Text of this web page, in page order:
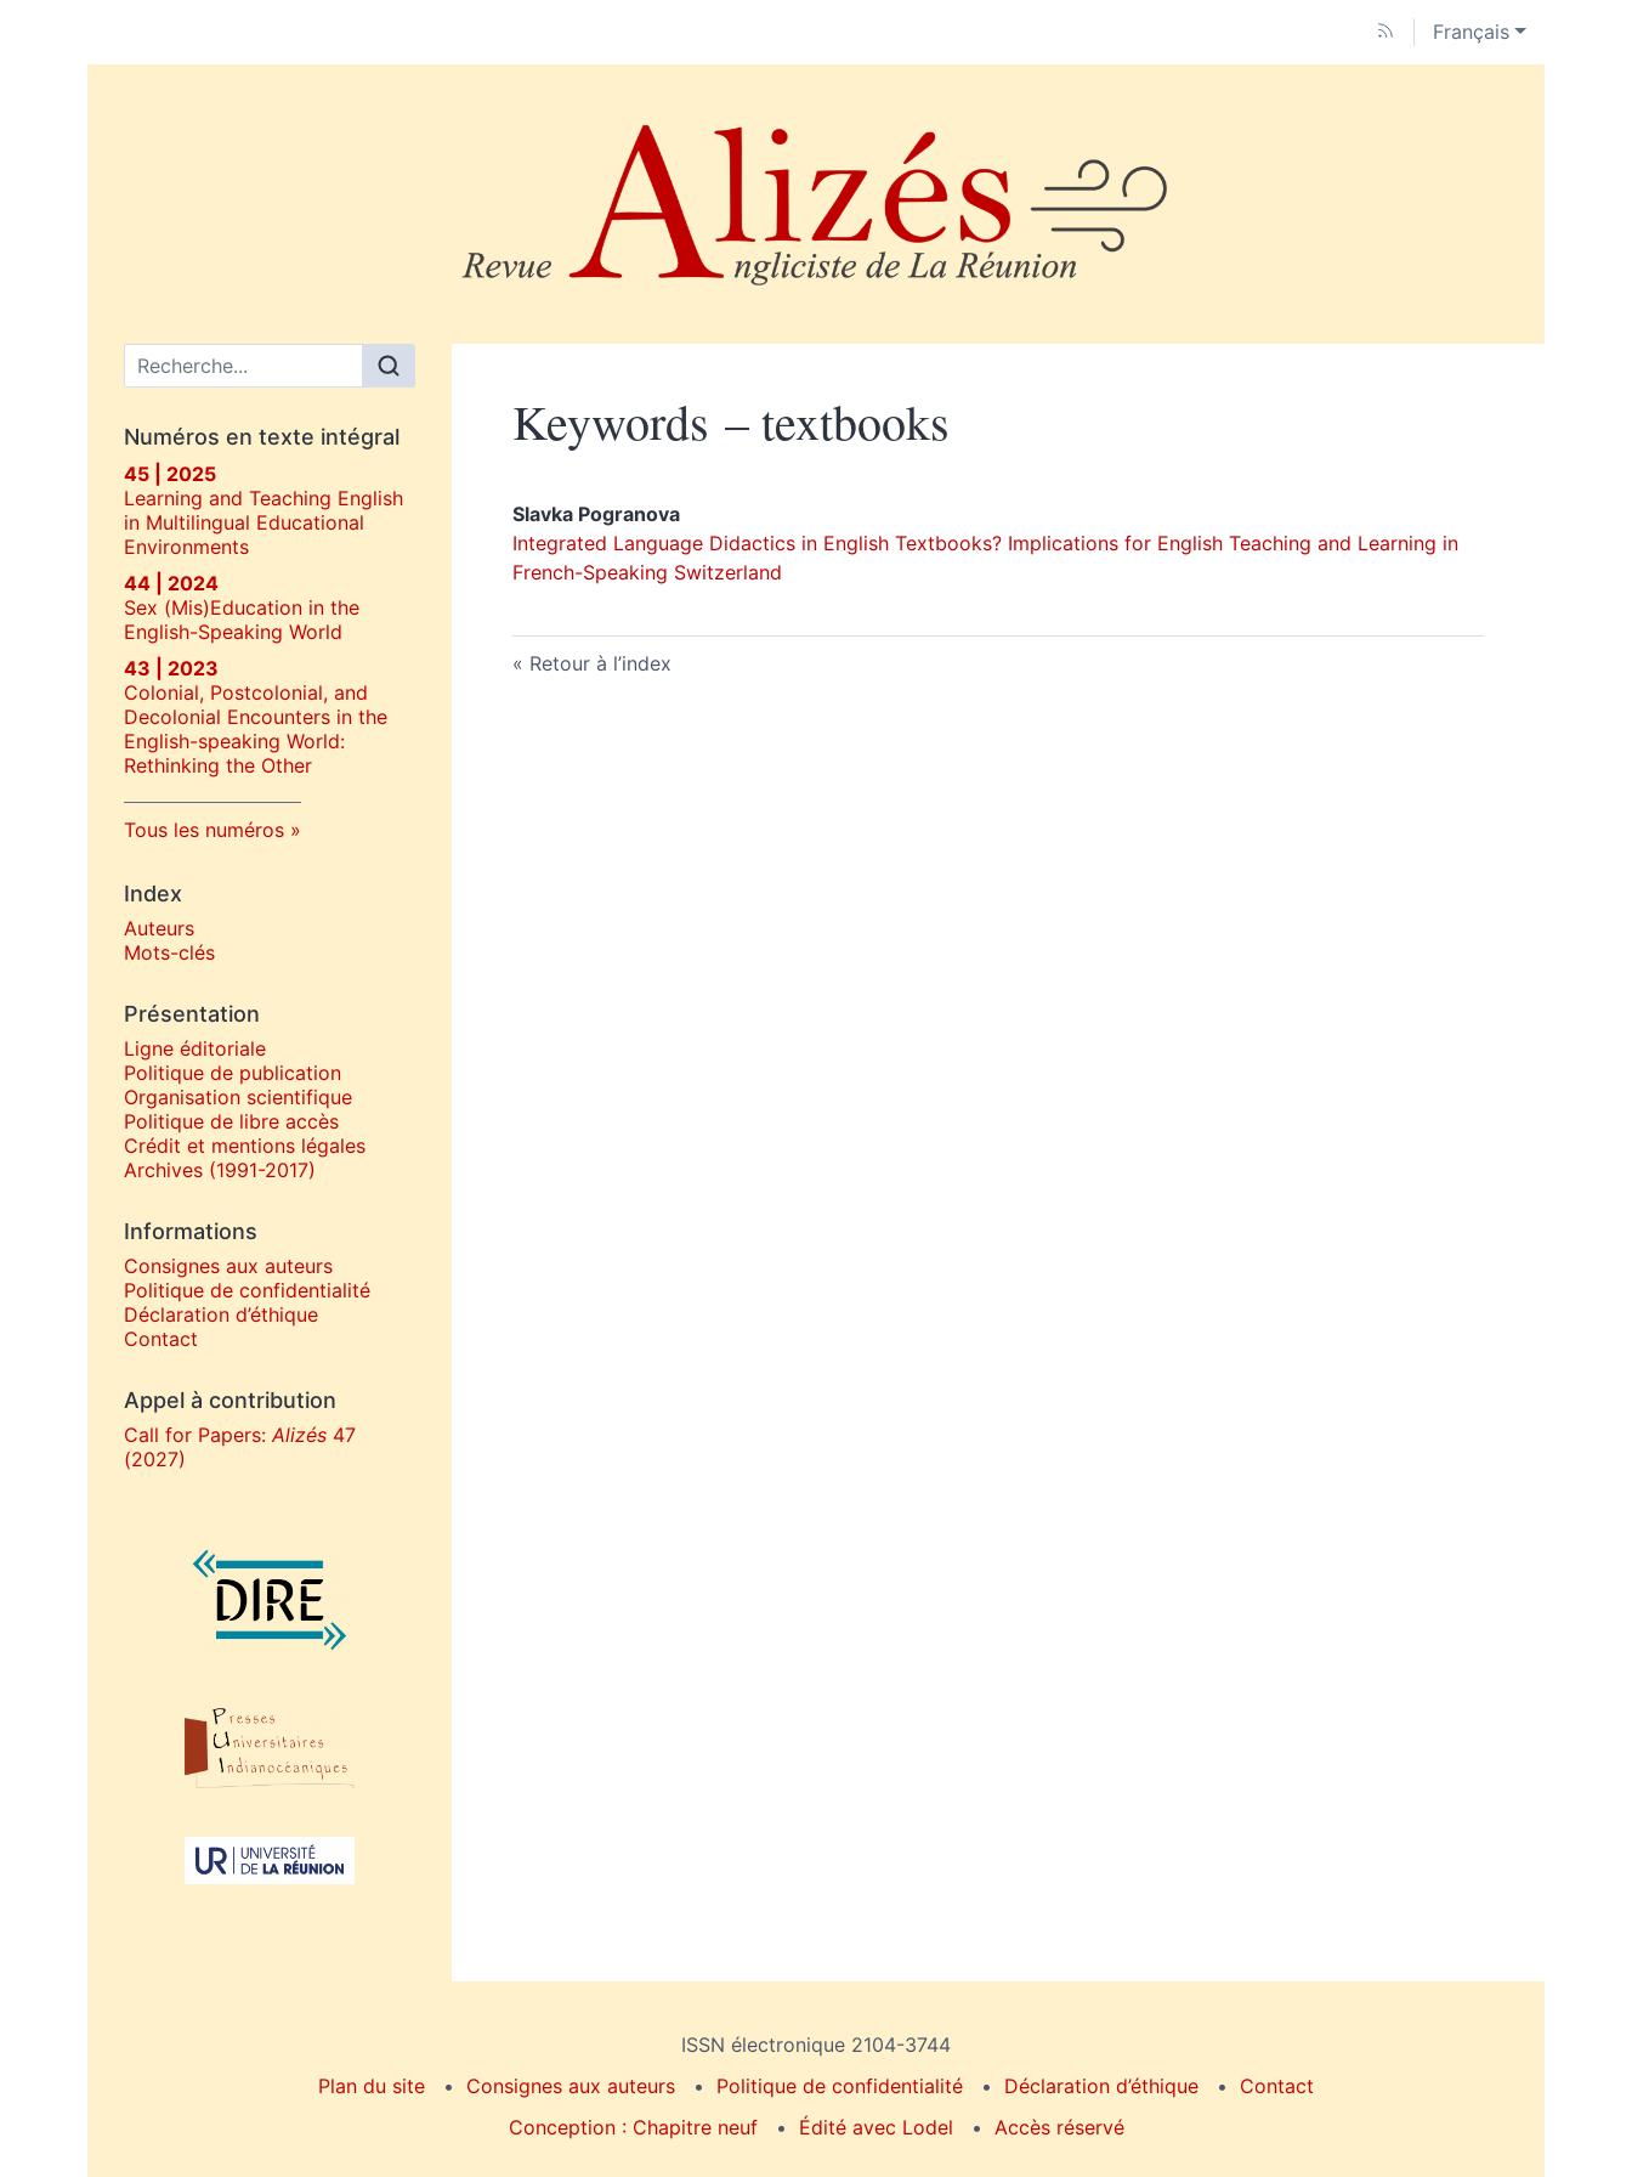
Français
Menu principal
Numéros en texte intégral
45 | 2025
Learning and Teaching English
in Multilingual Educational
Environments
44 | 2024
Sex (Mis)Education in the
English-Speaking World
43 | 2023
Colonial, Postcolonial, and
Decolonial Encounters in the
English-speaking World:
Rethinking the Other
Tous les numéros
Index
Auteurs
Mots-clés
Présentation
Ligne éditoriale
Politique de publication
Organisation scientifique
Politique de libre accès
Crédit et mentions légales
Archives (1991-2017)
Informations
Consignes aux auteurs
Politique de confidentialité
Déclaration d’éthique
Contact
Appel à contribution
Call for Papers: Alizés 47
(2027)
Affiliations/partenaires
Keywords – textbooks
Slavka Pogranova
Integrated Language Didactics in English Textbooks? Implications for English Teaching and Learning in
French-Speaking Switzerland
Retour à l’index
ISSN électronique 2104-3744
Plan du site
Consignes aux auteurs Politique de confidentialité Déclaration d’éthique
Contact
Conception : Chapitre neuf
Édité avec Lodel Accès réservé